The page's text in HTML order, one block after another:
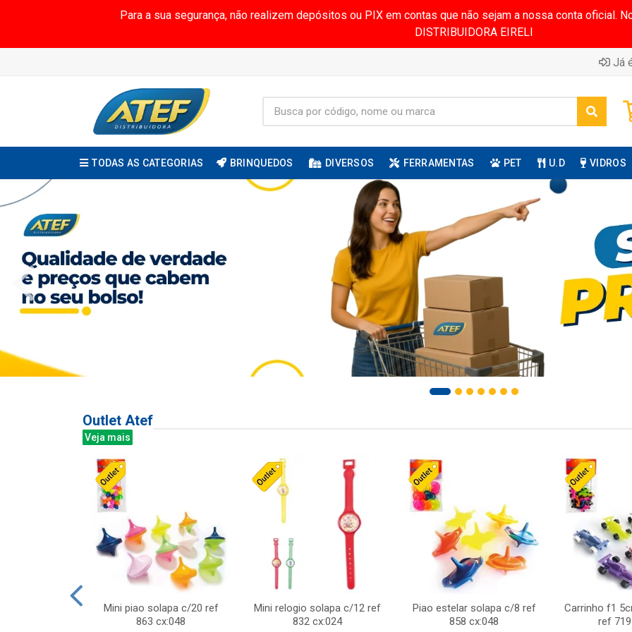
Para a sua segurança, não realizem depósitos ou PIX em contas que não sejam a nossa conta oficial.
DISTRIBUIDORA EIRELI
Já
TODAS AS CATEGORIAS BRINQUEDOS DIVERSOS FERRAMENTAS PET U.D VIDROS
Outlet Atef
Veja mais
Mini piao solapa c/20 ref
863 cx:048
Mini relogio solapa c/12 ref
832 cx:024
Piao estelar solapa c/8 ref
858 cx:048
Carrinho f1
ref